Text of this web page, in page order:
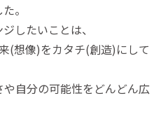
。
したいことは、
(想像)をカタチ(創造)にして
自分の可能性をどんどん広